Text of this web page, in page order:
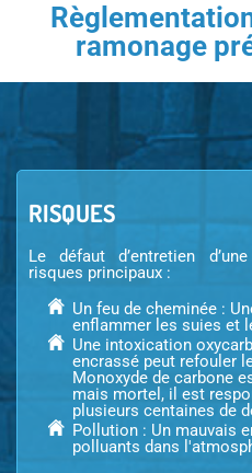
ramonage
RISQUES
Le défaut d’entretien
risques principaux :
Un feu de cheminée :
enflammer les suies et
Une intoxication
encrassé peut refouler
Monoxyde de carbone
mais mortel, il est
plusieurs centaines de
Pollution : Un mauvais
polluants dans l'